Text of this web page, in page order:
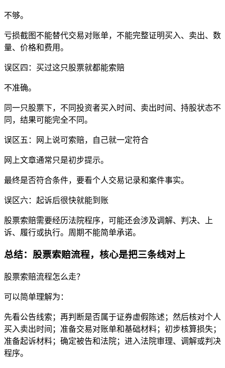
不够。
亏损截图不能替代交易对账单，不能完整证明买入、卖出、数
量、价格和费用。
误区四：买过这只股票就都能索赔
不准确。
同一只股票下，不同投资者买入时间、卖出时间、持股状态不
同，结果可能完全不同。
误区五：网上说可索赔，自己就一定符合
网上文章通常只是初步提示。
最终是否符合条件，要看个人交易记录和案件事实。
误区六：起诉后很快就能到账
股票索赔需要经历法院程序，可能还会涉及调解、判决、上
诉、履行或执行。周期不能简单承诺。
总结：股票索赔流程，核心是把三条线对上
股票索赔流程怎么走？
可以简单理解为：
先看公告线索；再判断是否属于证券虚假陈述；然后核对个人
买入卖出时间；准备交易对账单和基础材料；初步核算损失；
准备起诉材料；确定被告和法院；进入法院审理、调解或判决
程序。